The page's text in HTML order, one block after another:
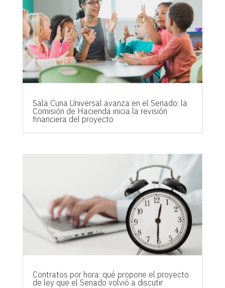
Sala Cuna Universal avanza en el Senado: la
Comisión de Hacienda inicia la revisión
financiera del proyecto
Contratos por hora: qué propone el proyecto
de ley que el Senado volvió a discutir